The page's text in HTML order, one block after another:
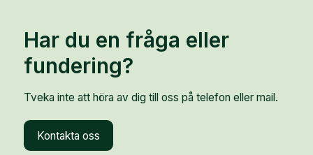
Har du en fråga eller
fundering?
Tveka inte att höra av dig till oss på telefon eller mail.
Kontakta oss